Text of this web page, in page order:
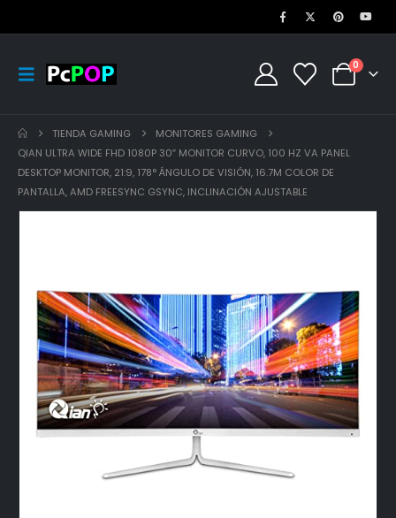
0
TIENDA GAMING
MONITORES GAMING
QIAN ULTRA WIDE FHD 1080P 30″ MONITOR CURVO, 100 HZ VA PANEL
DESKTOP MONITOR, 21:9, 178° ÁNGULO DE VISIÓN, 16.7M COLOR DE
PANTALLA, AMD FREESYNC GSYNC, INCLINACIÓN AJUSTABLE